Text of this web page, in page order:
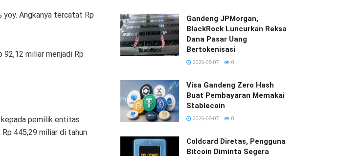
yoy. Angkanya tercatat Rp
92,12 miliar menjadi Rp
kepada pemilik entitas
445,29 miliar di tahun
Gandeng JPMorgan,
BlackRock Luncurkan Reksa
Dana Pasar Uang
Bertokenisasi
2026-08-07 0
Visa Gandeng Zero Hash
Buat Pembayaran Memakai
Stablecoin
2026-08-07 0
Coldcard Diretas, Pengguna
Bitcoin Diminta Segera